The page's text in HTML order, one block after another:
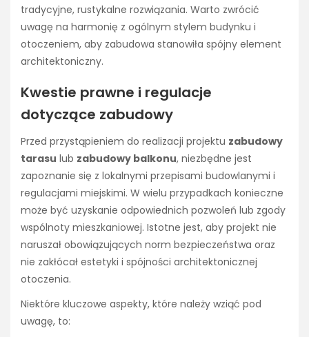
tradycyjne, rustykalne rozwiązania. Warto zwrócić
uwagę na harmonię z ogólnym stylem budynku i
otoczeniem, aby zabudowa stanowiła spójny element
architektoniczny.
Kwestie prawne i regulacje
dotyczące zabudowy
Przed przystąpieniem do realizacji projektu zabudowy
tarasu lub zabudowy balkonu, niezbędne jest
zapoznanie się z lokalnymi przepisami budowlanymi i
regulacjami miejskimi. W wielu przypadkach konieczne
może być uzyskanie odpowiednich pozwoleń lub zgody
wspólnoty mieszkaniowej. Istotne jest, aby projekt nie
naruszał obowiązujących norm bezpieczeństwa oraz
nie zakłócał estetyki i spójności architektonicznej
otoczenia.
Niektóre kluczowe aspekty, które należy wziąć pod
uwagę, to: